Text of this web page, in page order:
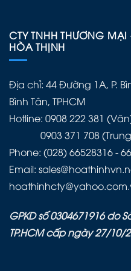
CTY TNHH THƯƠNG
HÒA THỊNH
Địa chỉ: 44 Đường 1A, P.
Bình Tân, TPHCM
Hotline: 0908 222 381
0903 371 708
Phone: (028) 66528316 -
Email:
GPKD số 0304671916 do
TP.HCM cấp ngày 27/10/